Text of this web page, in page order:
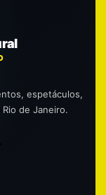
espetáculos,
de Janeiro.